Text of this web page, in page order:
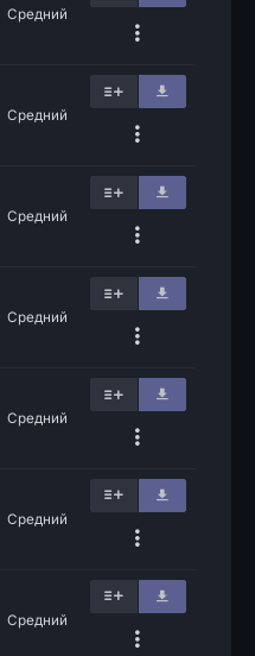
Средний
Средний
Средний
Средний
Средний
Средний
Средний